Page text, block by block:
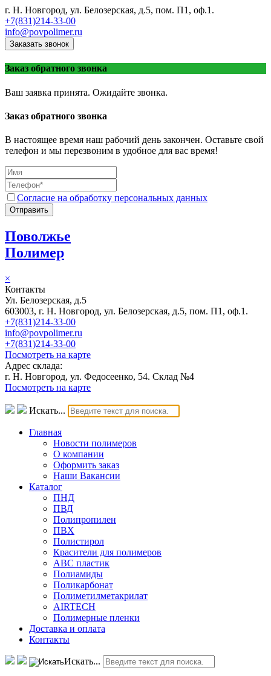
г. Н. Новгород, ул. Белозерская, д.5, пом. П1, оф.1.
+7(831)214-33-00
info@povpolimer.ru
Заказать звонок
Заказ обратного звонка
Ваш заявка принята. Ожидайте звонка.
Заказ обратного звонка
В настоящее время наш рабочий день закончен. Оставьте свой
телефон и мы перезвоним в удобное для вас время!
Согласие на обработку персональных данных
Отправить
Поволжье
Полимер
×
Контакты
Ул. Белозерская, д.5
603003, г. Н. Новгород, ул. Белозерская, д.5, пом. П1, оф.1.
+7(831)214-33-00
info@povpolimer.ru
+7(831)214-33-00
Посмотреть на карте
Адрес склада:
г. Н. Новгород, ул. Федосеенко, 54. Склад №4
Посмотреть на карте
Искать...
Главная
Новости полимеров
О компании
Оформить заказ
Наши Вакансии
Каталог
ПНД
ПВД
Полипропилен
ПВХ
Полистирол
Красители для полимеров
АВС пластик
Полиамиды
Поликарбонат
Полиметилметакрилат
AIRTECH
Полимерные пленки
Доставка и оплата
Контакты
Искать...